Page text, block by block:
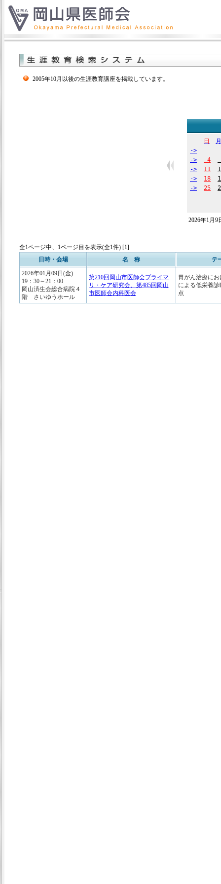
2005年10月以後の生涯教育講座を掲載しています。
日
月
->
->
4
->
11
->
18
->
25
2026年1月
全1ページ中、1ページ目を表示(全1件) [1]
日時・会場
名 称
テ
2026年01月09日(金)
19：30～21：00
岡山済生会総合病院４
階 さいゆうホール
第210回岡山市医師会プライマ
リ・ケア研究会、第485回岡山
市医師会内科医会
胃がん治療に
による低栄養
点